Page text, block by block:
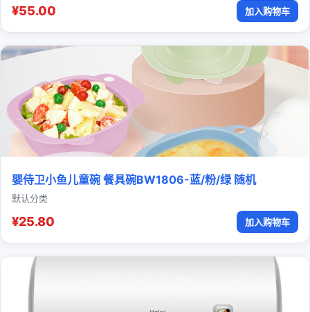
¥55.00 加入购物车
婴侍卫小鱼儿童碗 餐具碗BW1806-蓝/粉/绿 随机
默认分类
¥25.80 加入购物车